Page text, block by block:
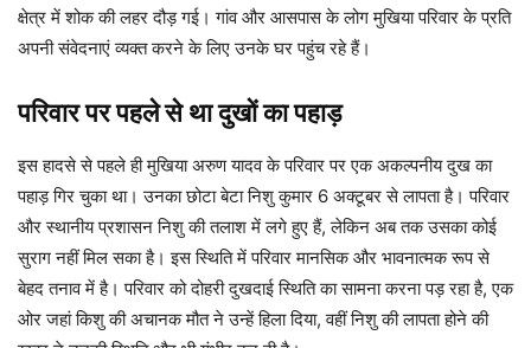
क्षेत्र में शोक की लहर दौड़ गई। गांव और आसपास के लोग मुखिया परिवार के प्रति
अपनी संवेदनाएं व्यक्त करने के लिए उनके घर पहुंच रहे हैं।
परिवार पर पहले से था दुखों का पहाड़
इस हादसे से पहले ही मुखिया अरुण यादव के परिवार पर एक अकल्पनीय दुख का
पहाड़ गिर चुका था। उनका छोटा बेटा निशु कुमार 6 अक्टूबर से लापता है। परिवार
और स्थानीय प्रशासन निशु की तलाश में लगे हुए हैं, लेकिन अब तक उसका कोई
सुराग नहीं मिल सका है। इस स्थिति में परिवार मानसिक और भावनात्मक रूप से
बेहद तनाव में है। परिवार को दोहरी दुखदाई स्थिति का सामना करना पड़ रहा है, एक
ओर जहां किशु की अचानक मौत ने उन्हें हिला दिया, वहीं निशु की लापता होने की